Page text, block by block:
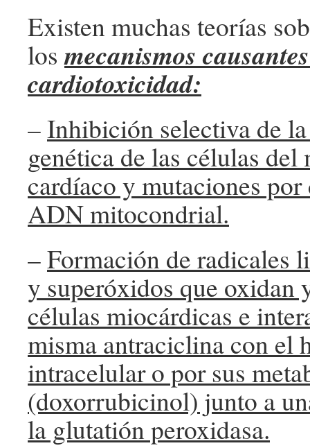
Existen muchas teorías
losmecanismos
cardiotoxicidad:
–Inhibición selectiva de
genética de las células del
cardíaco y mutaciones
ADN mitocondrial.
–Formación de radicales
y superóxidos que oxidan
células miocárdicas e
misma antraciclina con el
intracelular o por sus
(doxorrubicinol) junto a
la glutatión peroxidasa.